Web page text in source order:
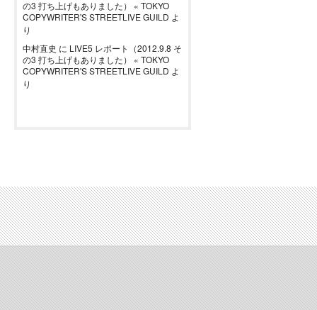
の3 打ち上げもありました） « TOKYO
COPYWRITER'S STREETLIVE GUILD よ
り
中村直史 に LIVE5 レポート（2012.9.8 そ
の3 打ち上げもありました） « TOKYO
COPYWRITER'S STREETLIVE GUILD よ
り